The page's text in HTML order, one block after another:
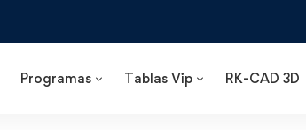
Programas Tablas Vip RK-CAD 3D